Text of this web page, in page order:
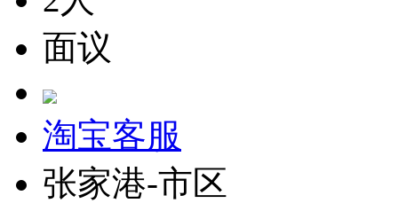
面议
淘宝客服
张家港-市区